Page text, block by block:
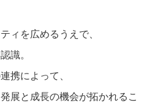
ィを広めるうえで、
識。
携によって、
展と成長の機会が拓かれるこ